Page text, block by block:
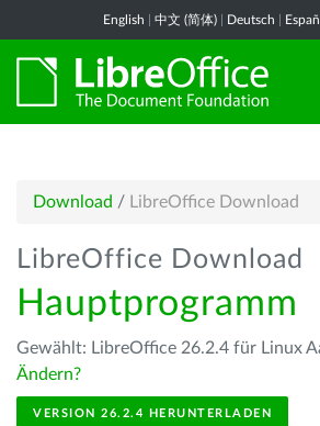
English 中文 (简体) Deutsch
Download / LibreOffice Download
LibreOffice Download
Hauptprogramm
Gewählt: LibreOffice 26.2.4 für Linux
Ändern?
VERSION 26.2.4 HERUNTERLADEN